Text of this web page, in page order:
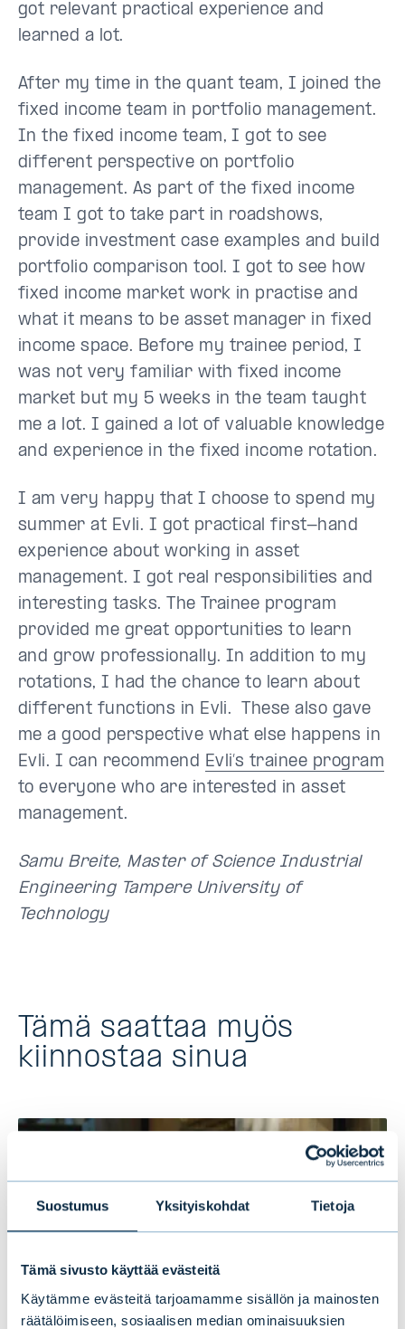
Suostumus Yksityiskohdat Tietoja
Tämä sivusto käyttää evästeitä
Käytämme evästeitä tarjoamamme sisällön ja mainosten
räätälöimiseen, sosiaalisen median ominaisuuksien
got relevant practical experience and
learned a lot.
After my time in the quant team, I joined the
fixed income team in portfolio management.
In the fixed income team, I got to see
different perspective on portfolio
management. As part of the fixed income
team I got to take part in roadshows,
provide investment case examples and build
portfolio comparison tool. I got to see how
fixed income market work in practise and
what it means to be asset manager in fixed
income space. Before my trainee period, I
was not very familiar with fixed income
market but my 5 weeks in the team taught
me a lot. I gained a lot of valuable knowledge
and experience in the fixed income rotation.
I am very happy that I choose to spend my
summer at Evli. I got practical first-hand
experience about working in asset
management. I got real responsibilities and
interesting tasks. The Trainee program
provided me great opportunities to learn
and grow professionally. In addition to my
rotations, I had the chance to learn about
different functions in Evli. These also gave
me a good perspective what else happens in
Evli. I can recommend
Evli’s trainee program
to everyone who are interested in asset
management.
Samu Breite, Master of Science Industrial
Engineering Tampere University of
Technology
Tämä saattaa myös
kiinnostaa sinua